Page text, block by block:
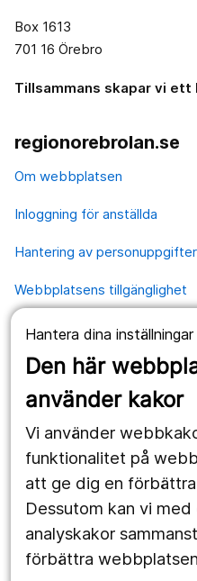
Hantera dina
Den här
använder kakor
Vi använder
funktionalitet på
att ge dig en
Dessutom kan vi
analyskakor
förbättra
Box 1613
701 16 Örebro
Tillsammans skapar vi
regionorebrolan.se
Om webbplatsen
Inloggning för anställda
Hantering av personuppgifter
Webbplatsens tillgänglighet
Våra webbplatser
1177.se
Region Örebro län
Följ oss
Facebook